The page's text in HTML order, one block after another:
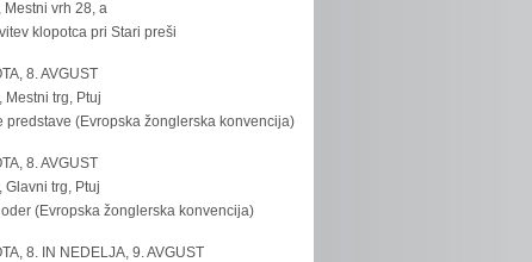
Mestni vrh 28, a
klopotca pri Stari preši
8. AVGUST
Mestni trg, Ptuj
predstave (Evropska žonglerska konvencija)
8. AVGUST
Glavni trg, Ptuj
(Evropska žonglerska konvencija)
8. IN NEDELJA, 9. AVGUST